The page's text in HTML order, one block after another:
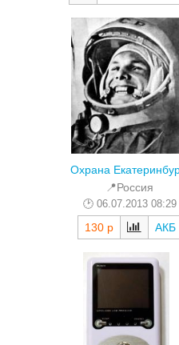
Охрана
📍Россия
06.07.2013 08:29
130 р АКБ